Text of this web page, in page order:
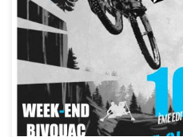
Petit retour en arrière : Samedi
le 9ème Terra est prêt, l’année